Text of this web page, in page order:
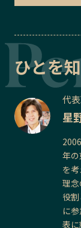
ひとを
代
星
年
を
理
役
に
表に